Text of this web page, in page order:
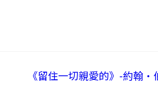
《留住一切親愛的》-約翰·